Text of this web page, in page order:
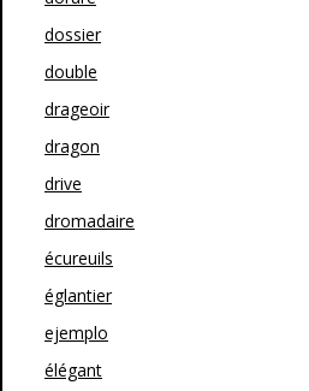
dossier
double
drageoir
dragon
drive
dromadaire
écureuils
églantier
ejemplo
élégant